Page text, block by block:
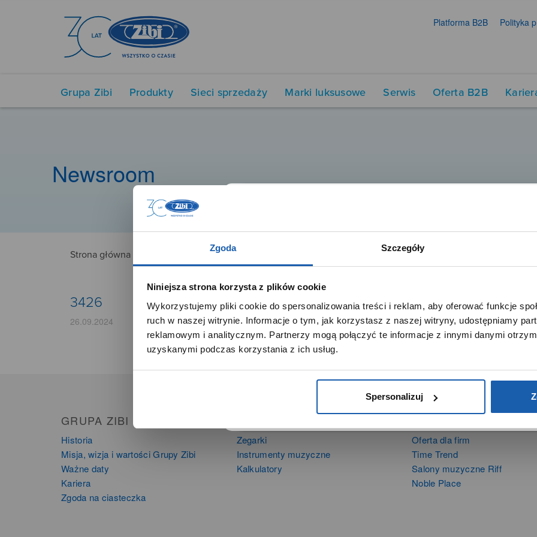
Zgoda Szczegóły
Niniejsza strona korzysta z plików cookie
Wykorzystujemy pliki cookie do spersonalizowania treści i reklam, aby oferować funkcje
ruch w naszej witrynie. Informacje o tym, jak korzystasz z naszej witryny, udostępniamy
reklamowym i analitycznym. Partnerzy mogą połączyć te informacje z innymi danymi
uzyskanymi podczas korzystania z ich usług.
Spersonalizuj
Platforma B2B Polityka
Grupa Zibi Produkty Sieci sprzedaży Marki luksusowe Serwis Oferta B2B
Newsroom
Strona główna
3426
26.09.2024
GRUPA ZIBI
Historia
Misja, wizja i wartości Grupy Zibi
Ważne daty
Kariera
Zgoda na ciasteczka
Zegarki
Instrumenty muzyczne
Kalkulatory
Oferta dla firm
Time Trend
Salony muzyczne Riff
Noble Place
SZANOWNA UŻYTKOWNICZKO
Używamy plików cookie w celach analitycznych, statystycznych
marketingowych, w tym aby analizować ruch w tej witrynie,
optymalizować jej działanie oraz zapamiętywać Twoje preferencje.
DOWIEDZ SIĘ WIĘCEJ PRZEJDŹ DO SERWISU